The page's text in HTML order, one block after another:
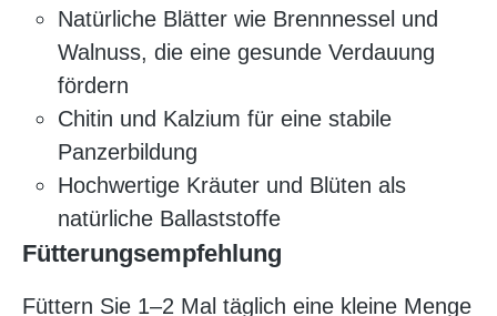
Natürliche Blätter wie Brennnessel und
Walnuss, die eine gesunde Verdauung
fördern
Chitin und Kalzium für eine stabile
Panzerbildung
Hochwertige Kräuter und Blüten als
natürliche Ballaststoffe
Fütterungsempfehlung
Füttern Sie 1–2 Mal täglich eine kleine Menge